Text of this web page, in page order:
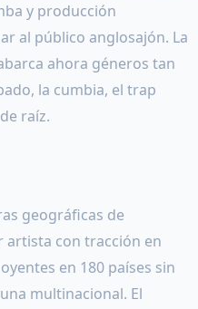
y producción
al público anglosajón. La
ahora géneros tan
la cumbia, el trap
raíz.
geográficas de
artista con tracción en
en 180 países sin
multinacional. El